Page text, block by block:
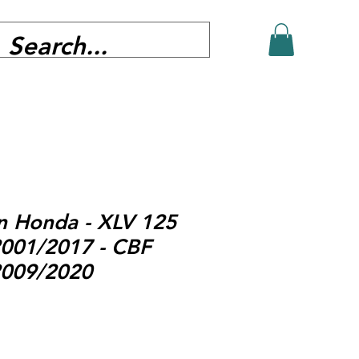
Honda - XLV 125
2017 - CBF
2020